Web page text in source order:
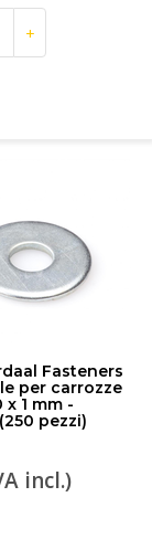
+
Fasteners
per carrozze
x 1 mm -
pezzi)
incl.)